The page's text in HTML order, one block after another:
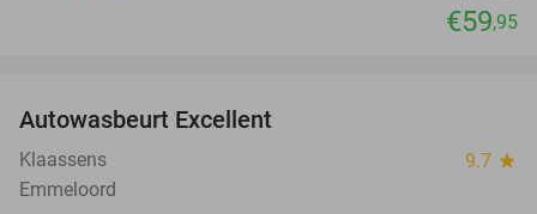
€59,95
Autowasbeurt Excellent
Klaassens 9.7 star
Emmeloord